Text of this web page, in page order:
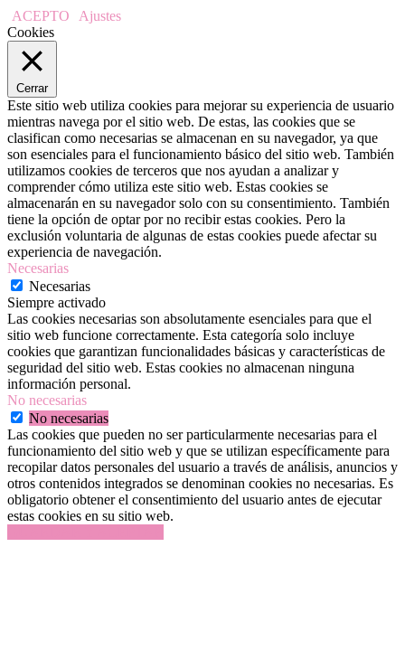
ACEPTO
Ajustes
Cookies
Cerrar
Este sitio web utiliza cookies para mejorar su experiencia de usuario
mientras navega por el sitio web. De estas, las cookies que se
clasifican como necesarias se almacenan en su navegador, ya que
son esenciales para el funcionamiento básico del sitio web. También
utilizamos cookies de terceros que nos ayudan a analizar y
comprender cómo utiliza este sitio web. Estas cookies se
almacenarán en su navegador solo con su consentimiento. También
tiene la opción de optar por no recibir estas cookies. Pero la
exclusión voluntaria de algunas de estas cookies puede afectar su
experiencia de navegación.
Necesarias
Necesarias
Siempre activado
Las cookies necesarias son absolutamente esenciales para que el
sitio web funcione correctamente. Esta categoría solo incluye
cookies que garantizan funcionalidades básicas y características de
seguridad del sitio web. Estas cookies no almacenan ninguna
información personal.
No necesarias
No necesarias
Las cookies que pueden no ser particularmente necesarias para el
funcionamiento del sitio web y que se utilizan específicamente para
recopilar datos personales del usuario a través de análisis, anuncios y
otros contenidos integrados se denominan cookies no necesarias. Es
obligatorio obtener el consentimiento del usuario antes de ejecutar
estas cookies en su sitio web.